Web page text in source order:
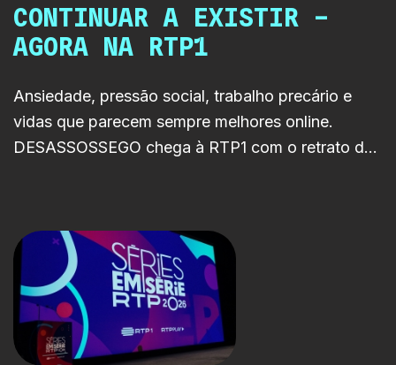
CONTINUAR A EXISTIR –
AGORA NA RTP1
Ansiedade, pressão social, trabalho precário e
vidas que parecem sempre melhores online.
DESASSOSSEGO chega à RTP1 com o retrato de